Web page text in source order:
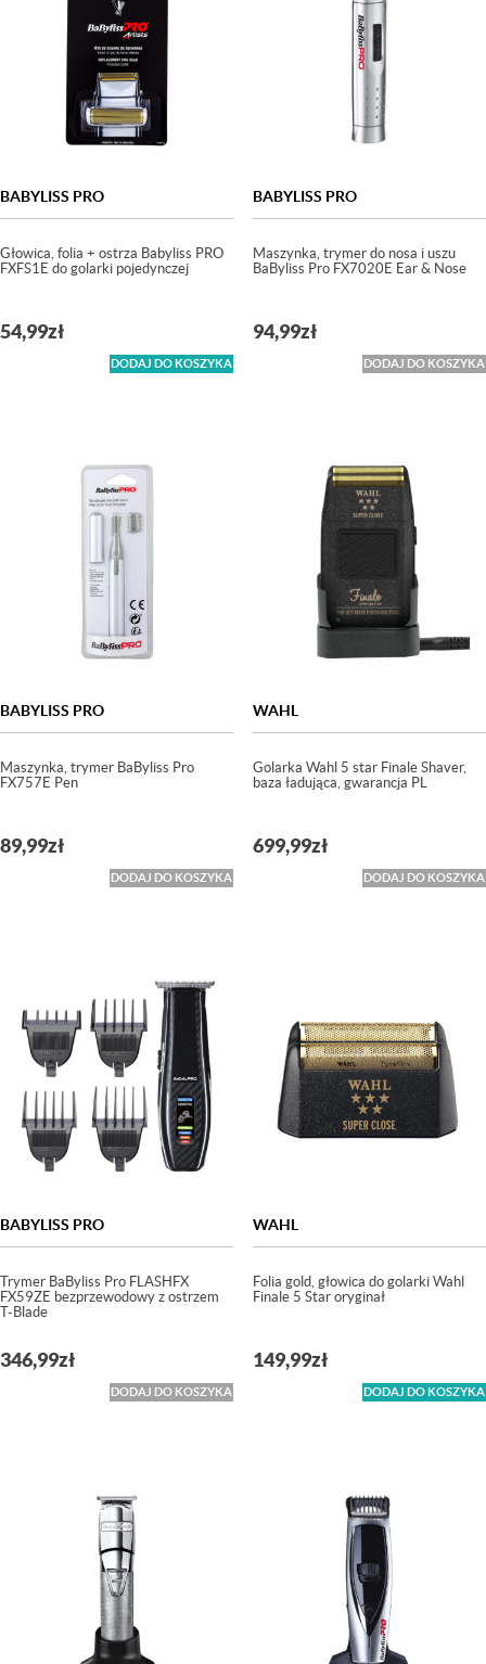
BABYLISS PRO
Głowica, folia + ostrza Babyliss PRO
FXFS1E do golarki pojedynczej
54,99zł
DODAJ DO KOSZYKA
BABYLISS PRO
Maszynka, trymer do nosa i uszu
BaByliss Pro FX7020E Ear & Nose
94,99zł
DODAJ DO KOSZYKA
BABYLISS PRO
Maszynka, trymer BaByliss Pro
FX757E Pen
89,99zł
DODAJ DO KOSZYKA
WAHL
Golarka Wahl 5 star Finale Shaver,
baza ładująca, gwarancja PL
699,99zł
DODAJ DO KOSZYKA
BABYLISS PRO
Trymer BaByliss Pro FLASHFX
FX59ZE bezprzewodowy z ostrzem
T-Blade
346,99zł
DODAJ DO KOSZYKA
WAHL
Folia gold, głowica do golarki Wahl
Finale 5 Star oryginał
149,99zł
DODAJ DO KOSZYKA